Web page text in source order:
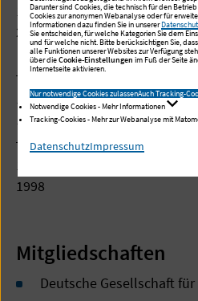
1998-
2007
Assistenzarzt in der
Universitätsklinikum
Direktor Prof. Dr.
1997-
1998
Magill Department of
College, London
1991-
1998
Mitgliedschaften
Deutsche Gesellschaft
Darunter sind Cookies, die technisch für den
Cookies zur anonymen Webanalyse oder für
Informationen dazu finden Sie in unserer
Sie entscheiden, für welche Kategorien Sie dem
und für welche nicht. Bitte berücksichtigen Sie,
alle Funktionen unserer Websites zur Verfügung
über dieCookie-Einstellungen im Fuß der Seite
Internetseite aktivieren.
Nur notwendige Cookies zulassenAuch Tracking-
Notwendige Cookies - Mehr Informationen
Tracking-Cookies - Mehr zur Webanalyse mit
DatenschutzImpressum